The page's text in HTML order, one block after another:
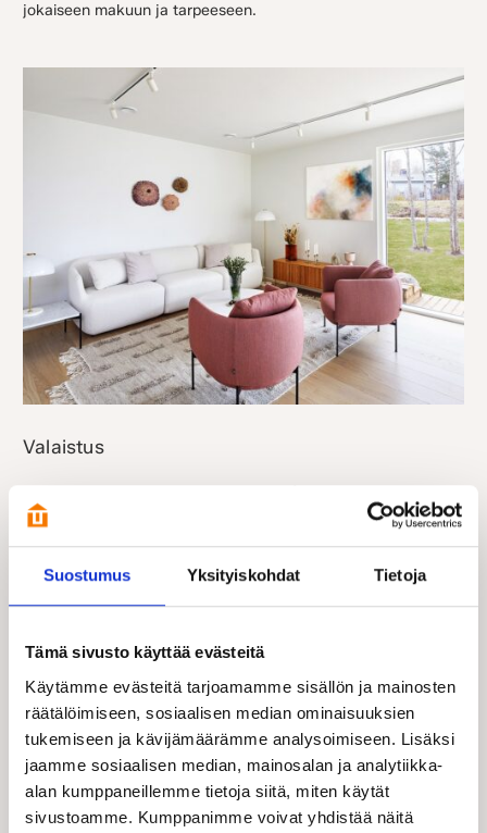
Suostumus Yksityiskohdat Tietoja
Tämä sivusto käyttää evästeitä
Käytämme evästeitä tarjoamamme sisällön ja mainosten
räätälöimiseen, sosiaalisen median ominaisuuksien
tukemiseen ja kävijämäärämme analysoimiseen. Lisäksi
jaamme sosiaalisen median, mainosalan ja analytiikka-
alan kumppaneillemme tietoja siitä, miten käytät
sivustoamme. Kumppanimme voivat yhdistää näitä
jokaiseen makuun ja tarpeeseen.
Valaistus
kotiisi suosittuja sisustusvalaisimia. Laajasta valikoimastamme
Kaikki talon valaisimet saa myös energiatehokkaina LED-
asennetaan valmiiksi Muuttovalmiiseen Kastelli-kotiisi.